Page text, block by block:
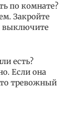
по комнате?
Закройте
выключите
есть?
Если она
тревожный